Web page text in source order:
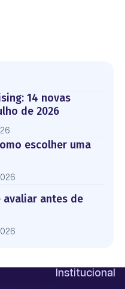
14 novas
de 2026
escolher uma
avaliar antes de
Institucional